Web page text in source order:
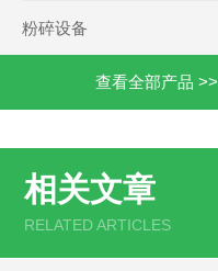
粉碎设备
查看全部产品 >>
相关文章
RELATED ARTICLES